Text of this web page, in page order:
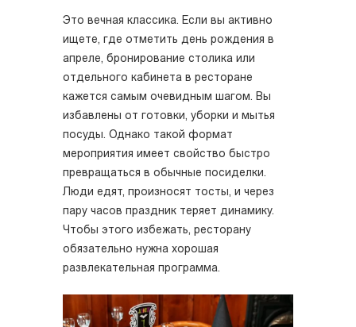
Это вечная классика. Если вы активно
ищете, где отметить день рождения в
апреле, бронирование столика или
отдельного кабинета в ресторане
кажется самым очевидным шагом. Вы
избавлены от готовки, уборки и мытья
посуды. Однако такой формат
мероприятия имеет свойство быстро
превращаться в обычные посиделки.
Люди едят, произносят тосты, и через
пару часов праздник теряет динамику.
Чтобы этого избежать, ресторану
обязательно нужна хорошая
развлекательная программа.